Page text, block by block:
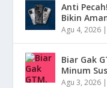
Anti
Bikin
Agu 4, 2026 |
Biar Gak
Minum
Agu 3, 2026 |